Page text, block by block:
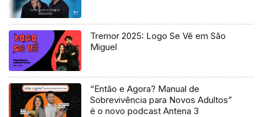
Tremor 2025: Logo Se Vê em São
Miguel
“Então e Agora? Manual de
Sobrevivência para Novos Adultos”
é o novo podcast Antena 3